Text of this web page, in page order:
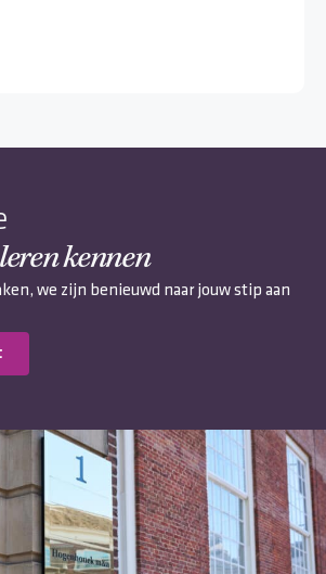
kennen
we zijn benieuwd naar jouw stip aan